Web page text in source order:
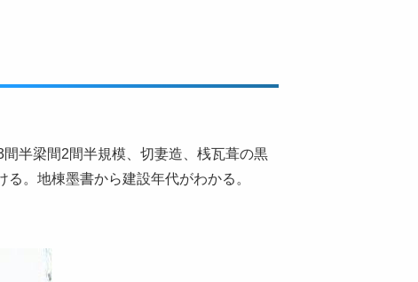
半梁間2間半規模、切妻造、桟瓦葺の黒
。地棟墨書から建設年代がわかる。